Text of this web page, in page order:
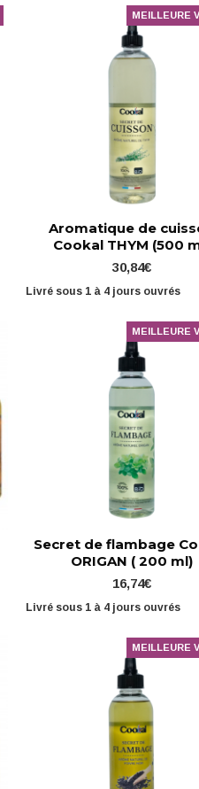
MEILLEURE
Aromatique de
Cookal THYM (500
30,84€
Livré sous 1 à 4 jours ouvrés
MEILLEURE
Secret de flambage
ORIGAN ( 200 ml)
16,74€
Livré sous 1 à 4 jours ouvrés
MEILLEURE